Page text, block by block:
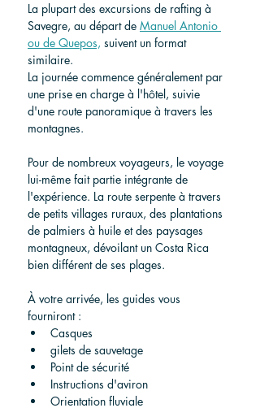
La plupart des excursions de rafting à
Savegre, au départ de Manuel Antonio
ou de Quepos, suivent un format
similaire.
La journée commence généralement par
une prise en charge à l'hôtel, suivie
d'une route panoramique à travers les
montagnes.
Pour de nombreux voyageurs, le voyage
lui-même fait partie intégrante de
l'expérience. La route serpente à travers
de petits villages ruraux, des plantations
de palmiers à huile et des paysages
montagneux, dévoilant un Costa Rica
bien différent de ses plages.
À votre arrivée, les guides vous
fourniront :
Casques
gilets de sauvetage
Point de sécurité
Instructions d'aviron
Orientation fluviale